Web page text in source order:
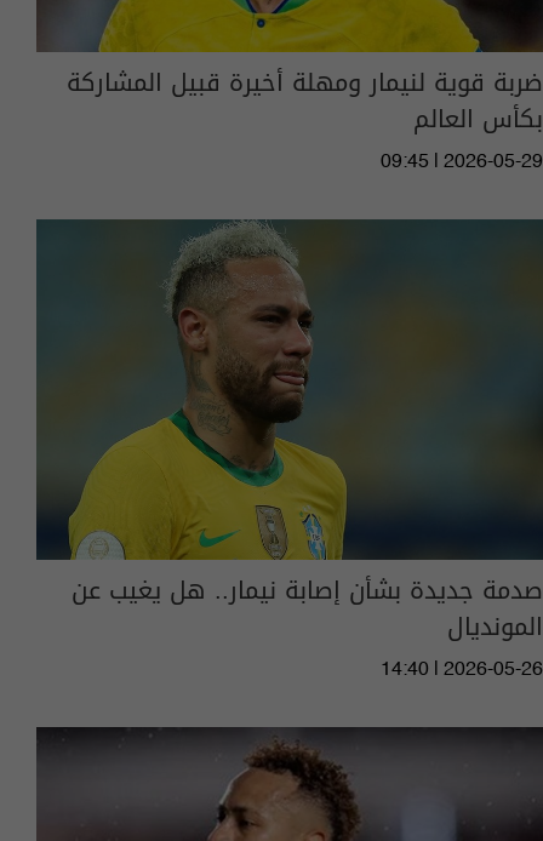
ضربة قوية لنيمار ومهلة أخيرة قبيل المشاركة
بكأس العالم
09:45 | 2026-05-29
صدمة جديدة بشأن إصابة نيمار.. هل يغيب عن
المونديال
14:40 | 2026-05-26